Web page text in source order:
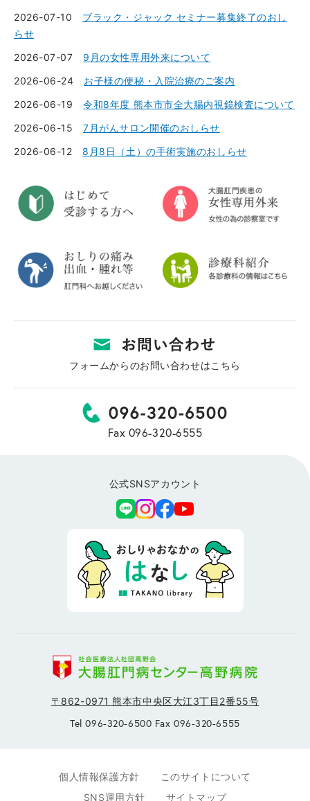
2026-07-10
ブラック・ジャック セミナー募集終了のおし
らせ
2026-07-07
9月の女性専用外来について
2026-06-24
お子様の便秘・入院治療のご案内
2026-06-19
令和8年度 熊本市市全大腸内視鏡検査について
2026-06-15
7月がんサロン開催のおしらせ
2026-06-12
8月8日（土）の手術実施のおしらせ
フォームからのお問い合わせはこちら
Fax 096-320-6555
公式SNSアカウント
〒862-0971 熊本市中央区大江3丁目2番55号
Tel 096-320-6500 Fax 096-320-6555
個人情報保護方針
このサイトについて
SNS運用方針
サイトマップ